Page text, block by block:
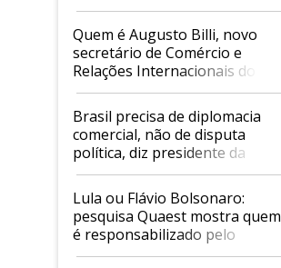
Quem é Augusto Billi, novo
secretário de Comércio e
Relações Internacionais do
Mapa
Brasil precisa de diplomacia
comercial, não de disputa
política, diz presidente da
Faesp
Lula ou Flávio Bolsonaro:
pesquisa Quaest mostra quem
é responsabilizado pelo
tarifaço dos EUA